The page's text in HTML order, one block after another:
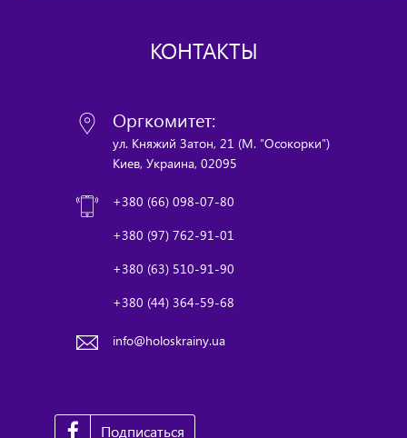
КОНТАКТЫ
Оргкомитет:
ул. Княжий Затон, 21 (М. "Осокорки")
Киев, Украина, 02095
+380 (66) 098-07-80
+380 (97) 762-91-01
+380 (63) 510-91-90
+380 (44) 364-59-68
info@holoskrainy.ua
Подписаться